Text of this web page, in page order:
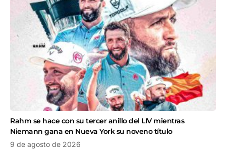
Rahm se hace con su tercer anillo del LIV mientras
Niemann gana en Nueva York su noveno título
9 de agosto de 2026